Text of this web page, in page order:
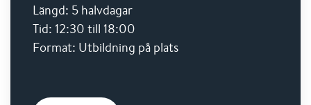
Längd: 5 halvdagar
Tid: 12:30 till 18:00
Format: Utbildning på plats